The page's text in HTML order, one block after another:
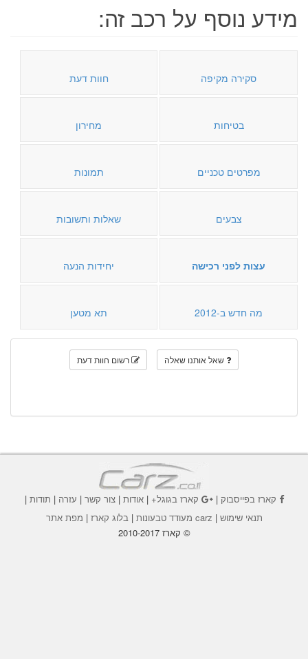
מידע נוסף על רכב זה:
סקירה מקיפה חוות דעת
בטיחות מחירון
מפרטים טכניים תמונות
צבעים שאלות ותשובות
עצות לפני רכישה יחידות הנעה
מה חדש ב-2012 תא מטען
שאל אותנו שאלה רשום חוות דעת
קארז בפייסבוק| קארז בגוגל+|אודות |צור קשר | עזרה | תודות |
תנאי שימוש | carz מעודד טבעונות | בלוג קארז | מפת אתר
© קארז 2010-2017